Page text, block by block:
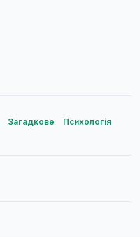
Загадкове
Психологія